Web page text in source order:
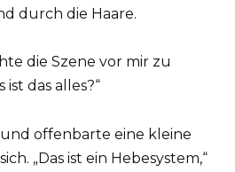
durch die Haare.
die Szene vor mir zu
ist das alles?“
offenbarte eine kleine
„Das ist ein Hebesystem,“